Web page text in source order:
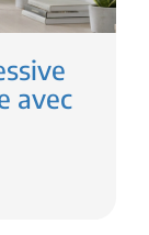
avec